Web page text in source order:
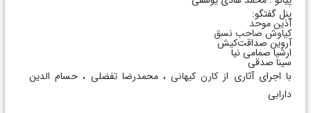
پنل گفتگو:
آذین موحد
کیاوش صاحب نسق
آروین صداقت‌کیش
ارشیا صمامی نیا
سینا صدقی
با اجرای آثاری از کارن کیهانی، محمدرضا تفضلی ، حسام الدین
دارابی